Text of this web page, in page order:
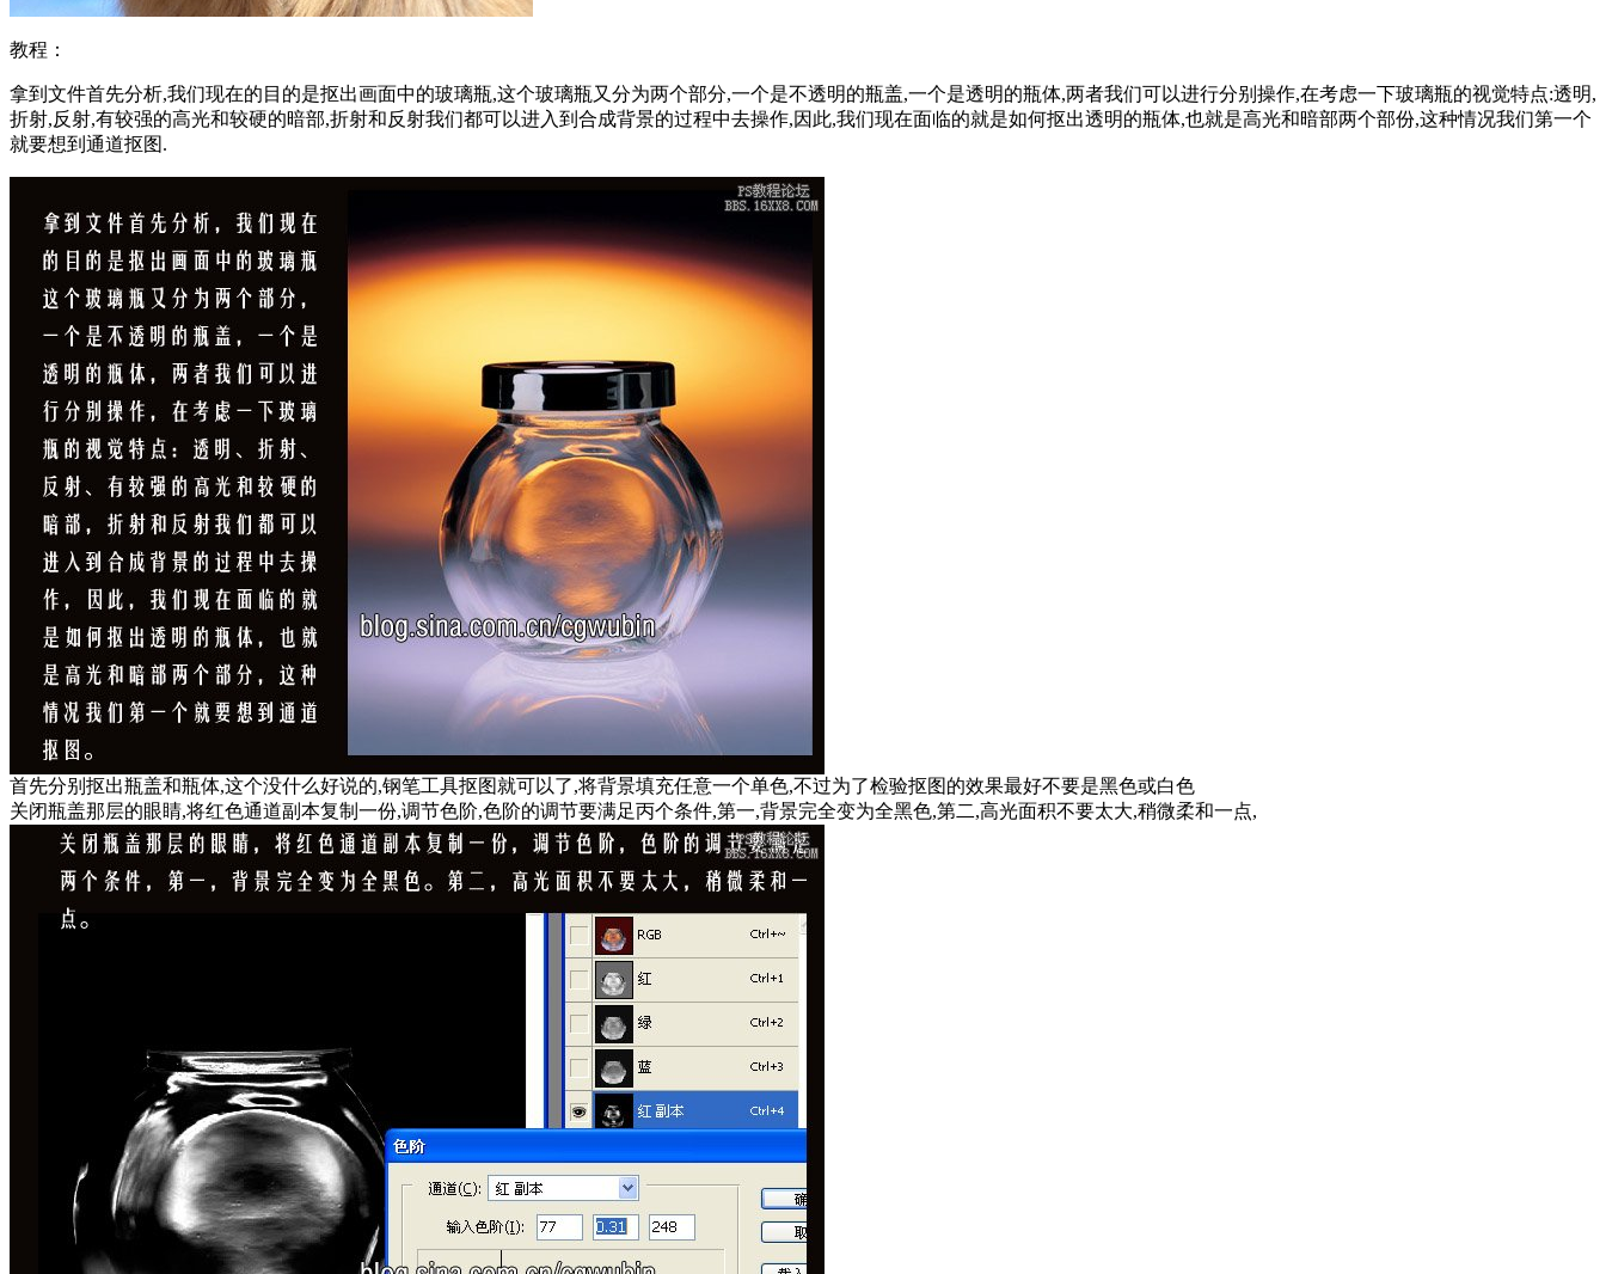
教程：
拿到文件首先分析,我们现在的目的是抠出画面中的玻璃瓶,这个玻璃瓶又分为两个部分,一个是不透明的瓶盖,一个是透明的瓶体,两者我们可以进行分别操作,在考虑一下玻璃瓶的视觉特点:透明,
折射,反射,有较强的高光和较硬的暗部,折射和反射我们都可以进入到合成背景的过程中去操作,因此,我们现在面临的就是如何抠出透明的瓶体,也就是高光和暗部两个部份,这种情况我们第一个
就要想到通道抠图.
首先分别抠出瓶盖和瓶体,这个没什么好说的,钢笔工具抠图就可以了,将背景填充任意一个单色,不过为了检验抠图的效果最好不要是黑色或白色
关闭瓶盖那层的眼睛,将红色通道副本复制一份,调节色阶,色阶的调节要满足丙个条件,第一,背景完全变为全黑色,第二,高光面积不要太大,稍微柔和一点,